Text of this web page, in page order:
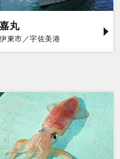
嘉丸
伊東市／宇佐美港